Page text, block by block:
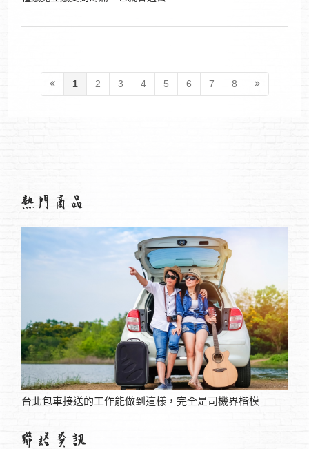
1 2 3 4 5 6 7 8
173免費視訊看到滿意再說，勇氣點燃激情